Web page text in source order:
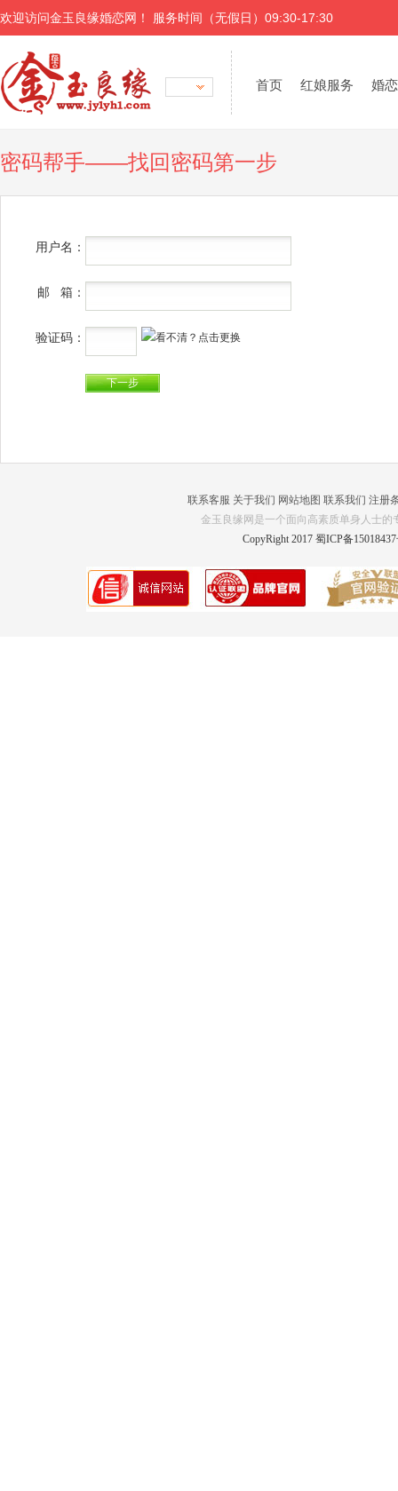
欢迎访问金玉良缘婚恋网！ 服务时间（无假日）09:30-17:30
首页 红娘服务 婚
密码帮手——找回密码第一步
用户名：
邮 箱：
验证码：
下一步
联系客服 关于我们 网站地图 联系我们 注册
金玉良缘网是一个面向高素质单身人士
CopyRight 2017 蜀ICP备